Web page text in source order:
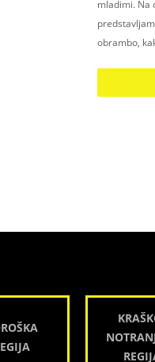
mladimi. Na
obrambo,